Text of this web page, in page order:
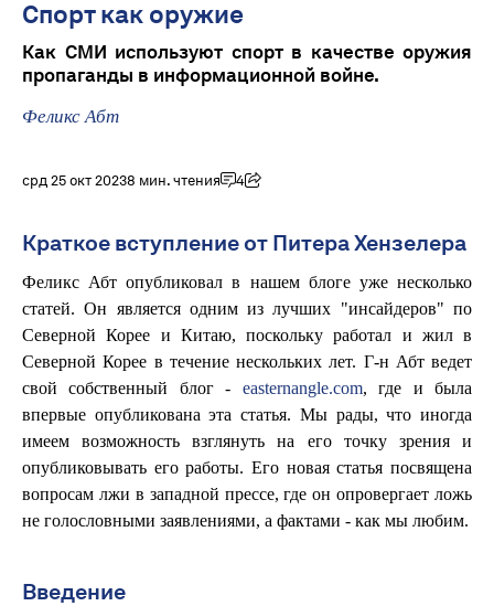
Спорт как оружие
Как СМИ используют спорт в качестве оружия
пропаганды в информационной войне.
Феликс Абт
срд 25 окт 20238 мин. чтения 4
Краткое вступление от Питера Хензелера
Феликс Абт опубликовал в нашем блоге уже несколько
статей. Он является одним из лучших "инсайдеров" по
Северной Корее и Китаю, поскольку работал и жил в
Северной Корее в течение нескольких лет. Г-н Абт ведет
свой собственный блог - easternangle.com, где и была
впервые опубликована эта статья. Мы рады, что иногда
имеем возможность взглянуть на его точку зрения и
опубликовывать его работы. Его новая статья посвящена
вопросам лжи в западной прессе, где он опровергает ложь
не голословными заявлениями, а фактами - как мы любим.
Введение